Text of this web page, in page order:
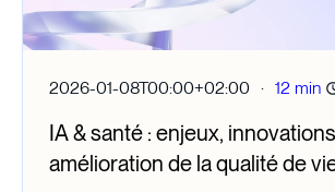
2026-01-08T00:00+02:00 · 12 min
IA & santé : enjeux,
amélioration de la qualité de